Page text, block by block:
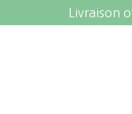
Livraison